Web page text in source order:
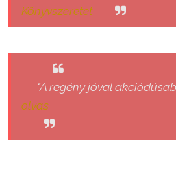
Könyvszeretet
"A regény jóval
olvas